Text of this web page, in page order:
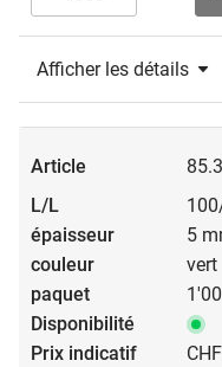
Afficher les détails
5
vert